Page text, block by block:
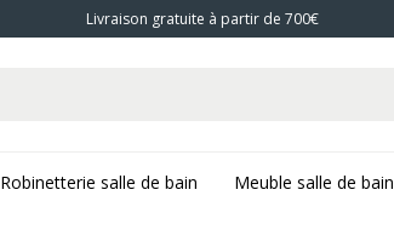
Livraison gratuite à partir de 700€
Robinetterie salle de bain Meuble salle de bain